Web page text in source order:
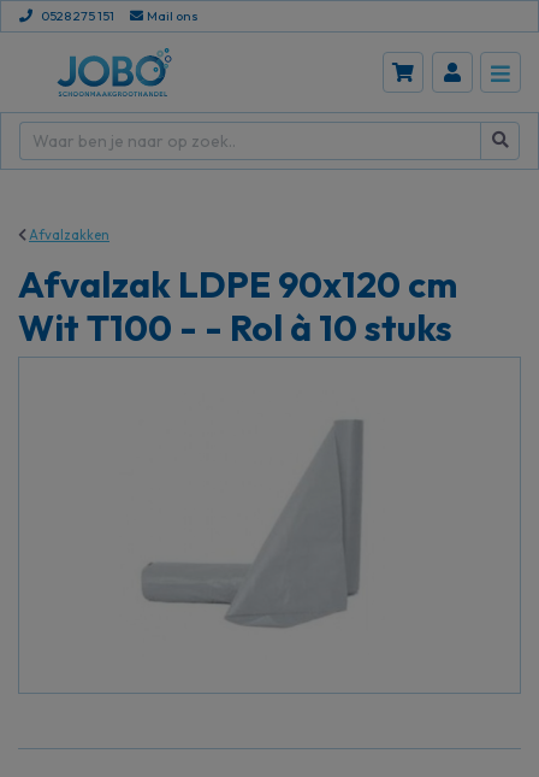
0528 275 151 Mail ons
Afvalzakken
Afvalzak LDPE 90x120 cm
Wit T100 - - Rol à 10 stuks